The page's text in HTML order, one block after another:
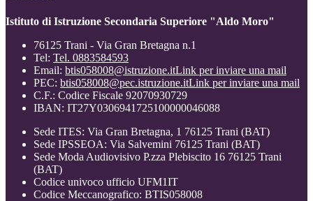
Istituto di Istruzione Secondaria Superiore "Aldo Moro"
76125 Trani - Via Gran Bretagna n.1
Tel: Tel. 0883584593
Email: btis058008@istruzione.itLink per inviare una mail
PEC: btis058008@pec.istruzione.itLink per inviare una mail
C.F.: Codice Fiscale 92070930729
IBAN: IT27Y0306941725100000046088
Sede ITES: Via Gran Bretagna, 1 76125 Trani (BAT)
Sede IPSSEOA: Via Salvemini 76125 Trani (BAT)
Sede Moda Audiovisivo P.zza Plebiscito 16 76125 Trani
(BAT)
Codice univoco ufficio UFM1IT
Codice Meccanografico: BTIS058008